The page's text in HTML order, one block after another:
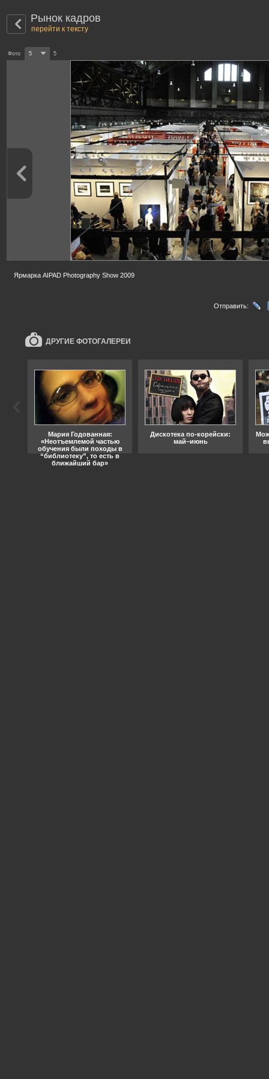
Рынок кадров
перейти к тексту
Фото 5 5
Ярмарка AIPAD Photography Show 2009
Отправить:
ДРУГИЕ ФОТОГАЛЕРЕИ
Мария Годованная:
«Неотъемлемой частью
обучения были походы в
“библиотеку”, то есть в
ближайший бар»
Дискотека по-корейски:
май–июнь